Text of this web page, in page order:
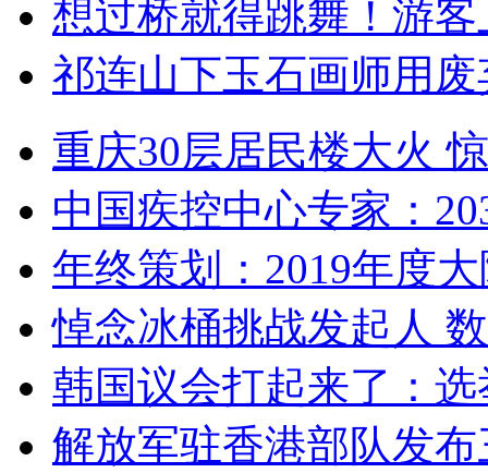
想过桥就得跳舞！游客
祁连山下玉石画师用
重庆30层居民楼大火
中国疾控中心专家：
年终策划：2019年度
悼念冰桶挑战发起人
韩国议会打起来了：
解放军驻香港部队发